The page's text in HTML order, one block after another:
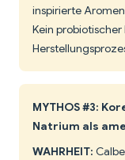
inspirierte
Kein
MYTHOS #3:
Natrium als
WAHRHEIT: